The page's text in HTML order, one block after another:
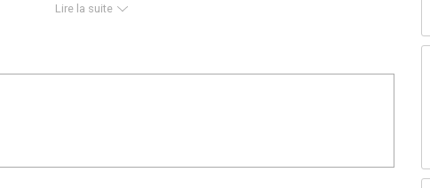
dans ma vie, en matière d'écologie mais aussi bien au-
je souhaite partager avec vous !
Lire la suite